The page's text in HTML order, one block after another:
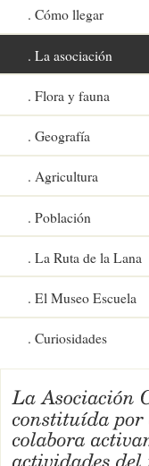
Cómo llegar
La asociación
Flora y fauna
Geografía
Agricultura
Población
La Ruta de la Lana
El Museo Escuela
Curiosidades